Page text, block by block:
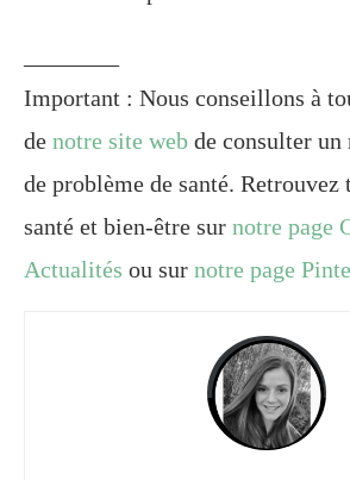
Important : Nous conseillons à
de notre site web de consulter un
de problème de santé. Retrouvez
santé et bien-être sur notre page
Actualités ou sur notre page